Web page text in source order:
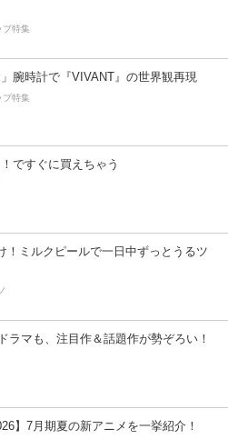
プ特集
」腕時計で『VIVANT』の世界観再現
プ特集
ですぐに買えちゃう
！ミルクピールで一日中ずっとうるツ
ラマも、注目作＆話題作が勢ぞろい！
】7月期夏の新アニメを一挙紹介！